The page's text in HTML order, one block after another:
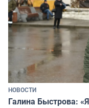
НОВОСТИ
Галина Быстрова: